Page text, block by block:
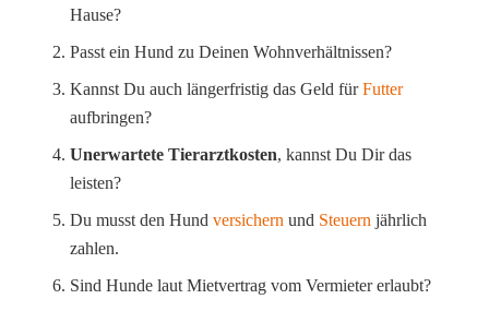
Hause?
Passt ein Hund zu Deinen Wohnverhältnissen?
Kannst Du auch längerfristig das Geld fürFutter
aufbringen?
Unerwartete Tierarztkosten, kannst Du Dir das
leisten?
Du musst den Hund versichern und Steuern jährlich
zahlen.
Sind Hunde laut Mietvertrag vom Vermieter erlaubt?